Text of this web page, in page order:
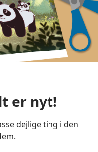
er nyt!
dejlige ting i den